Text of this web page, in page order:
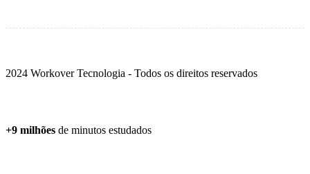
2024 Workover Tecnologia - Todos os direitos reservados
+9 milhões de minutos estudados